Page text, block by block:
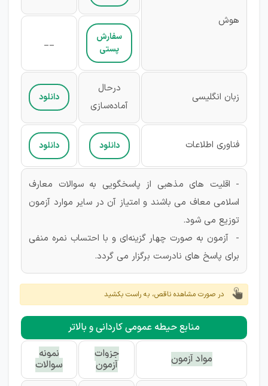
هوش
سفارش
پستی
__
زبان انگلیسی
درحال
آماده‌سازی
دانلود
فناوری اطلاعات دانلود دانلود
- اقلیت های مذهبی از پاسخگویی به سوالات معارف
اسلامی معاف می باشند و امتیاز آن در سایر موارد آزمون
توزیع می شود.
- آزمون به صورت چهار گزینه‌ای و با احتساب نمره منفی
برای پاسخ های نادرست برگزار می گردد.
در صورت مشاهده ناقص، به راست بکشید
منابع حیطه عمومی کاردانی و بالاتر
مواد آزمون جزوات
آزمون
نمونه
سوالات